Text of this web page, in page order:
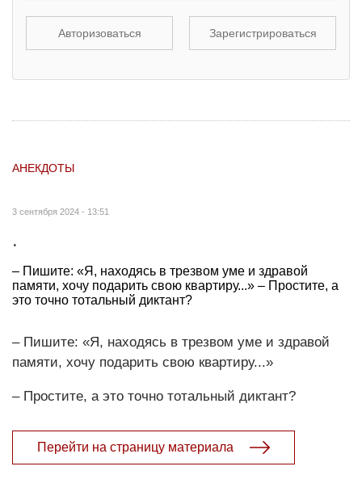
Авторизоваться Зарегистрироваться
АНЕКДОТЫ
3 сентября 2024 - 13:51
.
– Пишите: «Я, находясь в трезвом уме и здравой
памяти, хочу подарить свою квартиру...» – Простите, а
это точно тотальный диктант?
– Пишите: «Я, находясь в трезвом уме и здравой
памяти, хочу подарить свою квартиру...»
– Простите, а это точно тотальный диктант?
Перейти на страницу материала